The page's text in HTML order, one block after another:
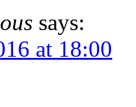
says:
at 18:00